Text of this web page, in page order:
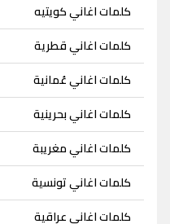
كلمات اغاني كويتيه
كلمات اغاني قطرية
كلمات اغاني عُمانية
كلمات اغاني بحرينية
كلمات اغاني مغريبة
كلمات اغاني تونسية
كلمات اغاني عراقية